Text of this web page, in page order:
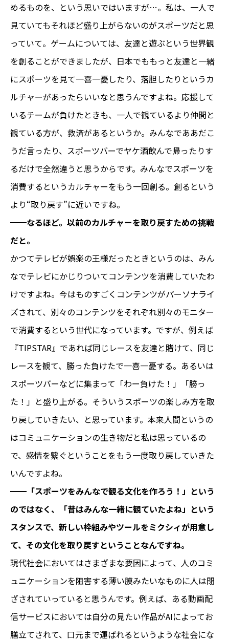
めるものを、という思いではいますが…。私は、一人で
見ていてもそれほど盛り上がらないのがスポーツだと思
っていて。ゲームについては、友達と遊ぶという世界観
を創ることができましたが、日本でももっと友達と一緒
にスポーツを見て一喜一憂したり、落胆したりというカ
ルチャーがあったらいいなと思うんですよね。応援して
いるチームが負けたときも、一人で観ているより仲間と
観ている方が、救済があるというか。みんなでああだこ
うだ言ったり、スポーツバーでヤケ酒飲んで帰ったりす
るだけで全然違うと思うからです。みんなでスポーツを
消費するというカルチャーをもう一回創る。創るという
より“取り戻す”に近いですね。
━━なるほど。以前のカルチャーを取り戻すための挑戦
だと。
かつてテレビが娯楽の王様だったときというのは、みん
なでテレビにかじりついてコンテンツを消費していたわ
けですよね。今はものすごくコンテンツがパーソナライ
ズされて、別々のコンテンツをそれぞれ別々のモニター
で消費するという世代になっています。ですが、例えば
『TIPSTAR』であれば同じレースを友達と賭けて、同じ
レースを観て、勝った負けたで一喜一憂する。あるいは
スポーツバーなどに集まって「わー負けた！」「勝っ
た！」と盛り上がる。そういうスポーツの楽しみ方を取
り戻していきたい、と思っています。本来人間というの
はコミュニケーションの生き物だと私は思っているの
で、感情を繋ぐということをもう一度取り戻していきた
いんですよね。
━━「スポーツをみんなで観る文化を作ろう！」という
のではなく、「昔はみんな一緒に観ていたよね」という
スタンスで、新しい枠組みやツールをミクシィが用意し
て、その文化を取り戻すということなんですね。
現代社会においてはさまざまな要因によって、人のコミ
ュニケーションを阻害する薄い膜みたいなものに人は閉
ざされていっていると思うんです。例えば、ある動画配
信サービスにおいては自分の見たい作品がAIによってお
膳立てされて、口元まで運ばれるというような社会にな